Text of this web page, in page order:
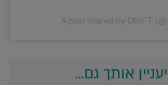
A post shared by DRIFT
אותך גם...